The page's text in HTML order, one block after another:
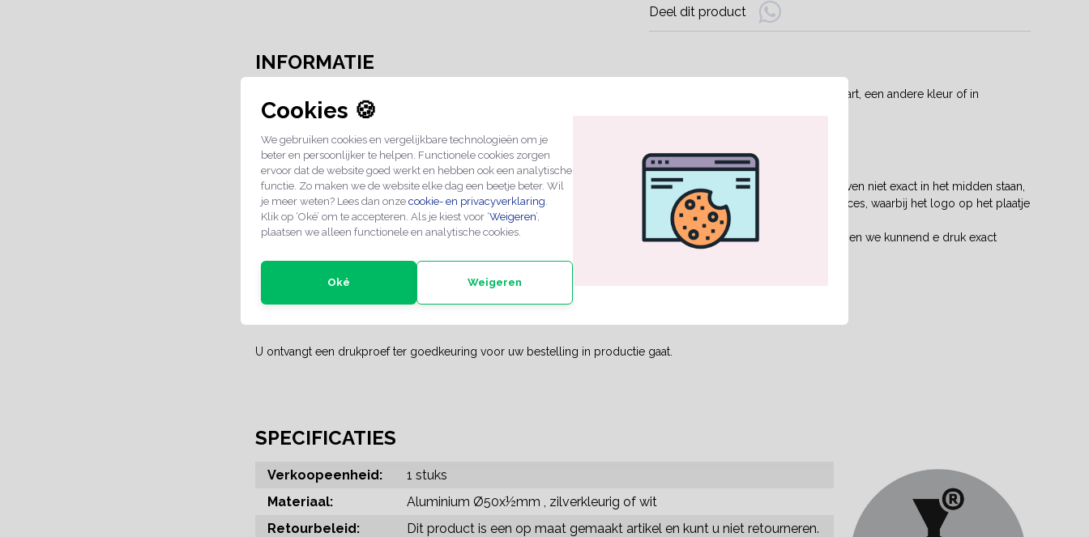
Cookies 🍪
We gebruiken cookies en vergelijkbare technologieën om je
beter en persoonlijker te helpen. Functionele cookies zorgen
ervoor dat de website goed werkt en hebben ook een analytische
functie. Zo maken we de website elke dag een beetje beter. Wil
je meer weten? Lees dan onze cookie- en privacyverklaring
Klik op ‘Oké’ om te accepteren. Als je kiest voor ‘Weigeren’,
plaatsen we alleen functionele en analytische cookies.
Oké Weigeren
Deel dit product
INFORMATIE
Een aluminium logoplaatje in het formaat van Ø50mm met 2 gaatjes voorzien van uw jouw wensopdruk in het zwart, een andere kleur of in
Fullcolour.
Creëer je eigen logoplaatje en spijker, schroef of pop het plaatje vast aan jouw product.
Oplage: Al vanaf 10 stuks mogelijk !
De plaatjes worden gemaakt middels een gravering of een bovendruk proces, hierdoor is het mogelijk dat motieven niet exact in het midden staan,
dit is niet te voorkomen. Graveringen zijn mogelijk bij alleen zwarte logo's. Full Colour druk is een bovendrukproces, waarbij het logo op het plaatje
gedrukt wordt. Bovendruk is wel slijtgevoelig.
Indien je dat storend vindt, kies dan voor ONDERDRUK als productieproces. Bij onderdruk slijt het logo niet meer en we kunnend e druk exact
Aanleveren bestanden:
Graag ontvangen wij uw logo in een grafisch bestand. (AI, EPS of PDF)
U ontvangt een drukproef ter goedkeuring voor uw bestelling in productie gaat.
SPECIFICATIES
Verkoopeenheid:
1 stuks
Materiaal:
Aluminium Ø50x½mm , zilverkleurig of wit
Retourbeleid:
Dit product is een op maat gemaakt artikel en kunt u niet retourneren.